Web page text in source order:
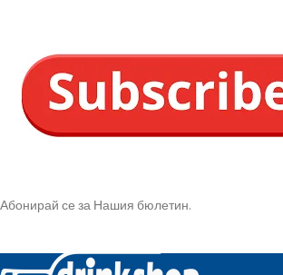
Абонирай се за Нашия бюлетин.